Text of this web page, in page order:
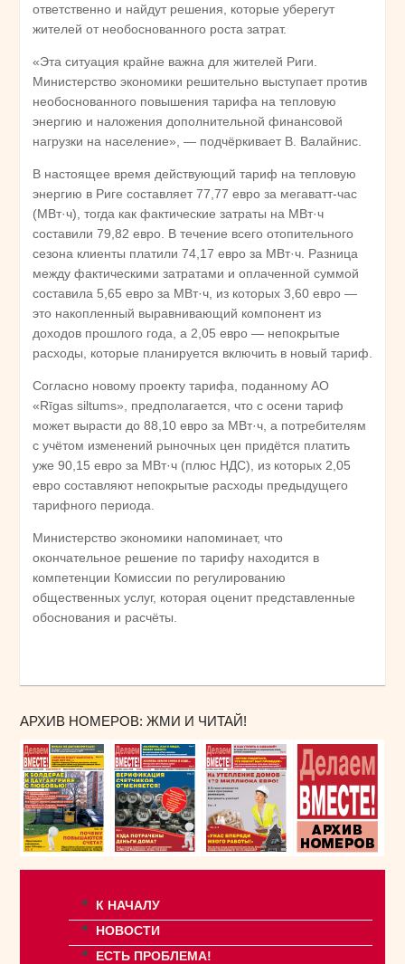
ответственно и найдут решения, которые уберегут
жителей от необоснованного роста затрат.
«Эта ситуация крайне важна для жителей Риги.
Министерство экономики решительно выступает против
необоснованного повышения тарифа на тепловую
энергию и наложения дополнительной финансовой
нагрузки на население», — подчёркивает В. Валайнис.
В настоящее время действующий тариф на тепловую
энергию в Риге составляет 77,77 евро за мегаватт-час
(МВт·ч), тогда как фактические затраты на МВт·ч
составили 79,82 евро. В течение всего отопительного
сезона клиенты платили 74,17 евро за МВт·ч. Разница
между фактическими затратами и оплаченной суммой
составила 5,65 евро за МВт·ч, из которых 3,60 евро —
это накопленный выравнивающий компонент из
доходов прошлого года, а 2,05 евро — непокрытые
расходы, которые планируется включить в новый тариф.
Согласно новому проекту тарифа, поданному АО
«Rīgas siltums», предполагается, что с осени тариф
может вырасти до 88,10 евро за МВт·ч, а потребителям
с учётом изменений рыночных цен придётся платить
уже 90,15 евро за МВт·ч (плюс НДС), из которых 2,05
евро составляют непокрытые расходы предыдущего
тарифного периода.
Министерство экономики напоминает, что
окончательное решение по тарифу находится в
компетенции Комиссии по регулированию
общественных услуг, которая оценит представленные
обоснования и расчёты.
АРХИВ НОМЕРОВ: ЖМИ И ЧИТАЙ!
К НАЧАЛУ
НОВОСТИ
ЕСТЬ ПРОБЛЕМА!